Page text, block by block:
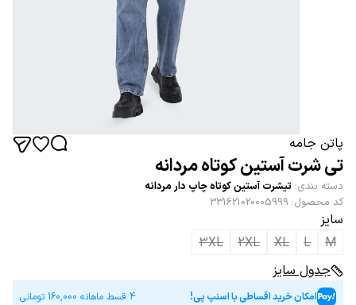
پاتن جامه
تی شرت آستین کوتاه مردانه
دسته بندی: تیشرت آستین کوتاه چاپ دار مردانه
کد محصول:
331621020005999
سایز
M
L
XL
2XL
3XL
جدول سایز
امکان خرید اقساطی با اسنپ پی! 4 قسط ماهانه 160,000 تومانی